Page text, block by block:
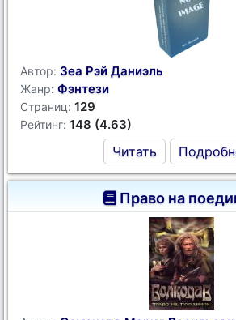
Автор: Зеа Рэй Даниэль
Жанр: Фэнтези
Страниц: 129
Рейтинг: 148 (4.63)
Читать
Право на